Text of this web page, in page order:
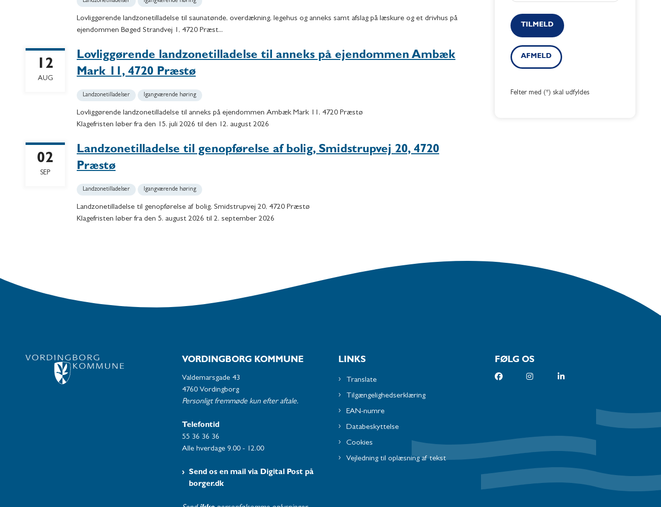
Lovliggørende landzonetilladelse til saunatønde, overdækning, legehus og anneks samt afslag på læskure og et drivhus på
ejendommen Bøged Strandvej 1, 4720 Præst...
Lovliggørende landzonetilladelse til anneks på ejendommen Ambæk
Mark 11, 4720 Præstø
12
AUG
Landzonetilladelser Igangværende høring
Lovliggørende landzonetilladelse til anneks på ejendommen Ambæk Mark 11, 4720 Præstø
Klagefristen løber fra den 15. juli 2026 til den 12. august 2026
Landzonetilladelse til genopførelse af bolig, Smidstrupvej 20, 4720
Præstø
02
SEP
Landzonetilladelser Igangværende høring
Landzonetilladelse til genopførelse af bolig, Smidstrupvej 20, 4720 Præstø
Klagefristen løber fra den 5. august 2026 til 2. september 2026
TILMELD
AFMELD
Felter med (*) skal udfyldes
VORDINGBORG KOMMUNE
Valdemarsgade 43
4760 Vordingborg
Personligt fremmøde kun efter aftale.
Telefontid
55 36 36 36
Alle hverdage 9.00 - 12.00
Send os en mail via Digital Post på
borger.dk
LINKS
Translate
Tilgængelighedserklæring
EAN-numre
Databeskyttelse
Cookies
Vejledning til oplæsning af tekst
FØLG OS